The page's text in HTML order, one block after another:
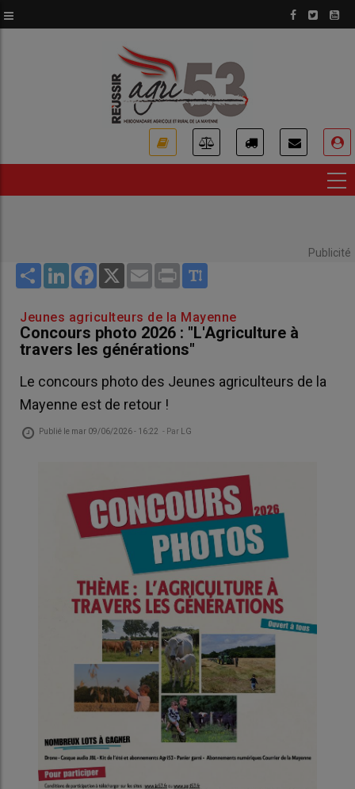
au
Publicité
Share LinkedInFacebook
X Email Print
Jeunes agriculteurs de la Mayenne
Concours photo 2026 : "L'Agriculture à
travers les générations"
Le concours photo des Jeunes agriculteurs de la
Mayenne est de retour !
Publié le mar 09/06/2026 - 16:22 - Par LG